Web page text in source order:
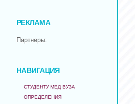
РЕКЛАМА
Партнеры:
НАВИГАЦИЯ
СТУДЕНТУ МЕД ВУЗА
ОПРЕДЕЛЕНИЯ